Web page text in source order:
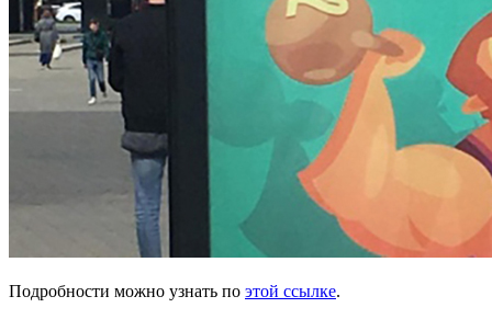
Подробности можно узнать по этой ссылке.